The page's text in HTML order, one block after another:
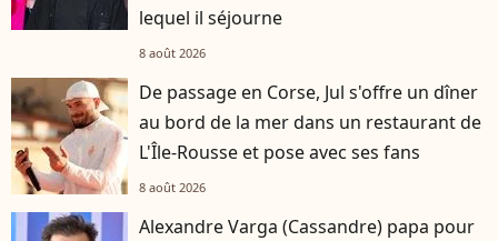
lequel il séjourne
8 août 2026
De passage en Corse, Jul s'offre un dîner
au bord de la mer dans un restaurant de
L'Île-Rousse et pose avec ses fans
8 août 2026
Alexandre Varga (Cassandre) papa pour